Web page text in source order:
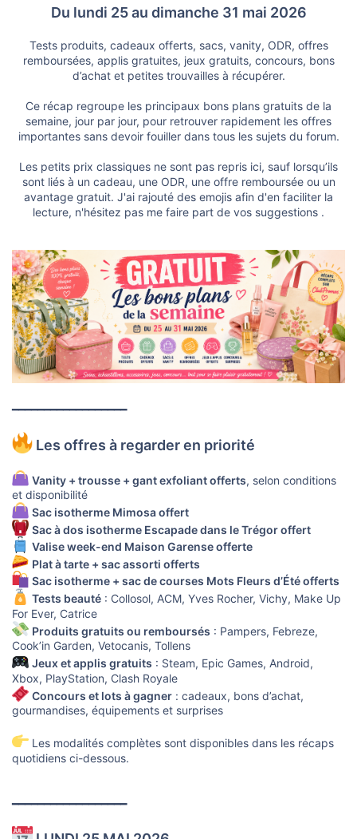
Du lundi 25 au dimanche 31 mai 2026
Tests produits, cadeaux offerts, sacs, vanity, ODR, offres
remboursées, applis gratuites, jeux gratuits, concours, bons
d’achat et petites trouvailles à récupérer.
Ce récap regroupe les principaux bons plans gratuits de la
semaine, jour par jour, pour retrouver rapidement les offres
importantes sans devoir fouiller dans tous les sujets du forum.
Les petits prix classiques ne sont pas repris ici, sauf lorsqu’ils
sont liés à un cadeau, une ODR, une offre remboursée ou un
avantage gratuit. J'ai rajouté des emojis afin d'en faciliter la
lecture, n'hésitez pas me faire part de vos suggestions .​
━━━━━━━━━━━━━━━━━━
Les offres à regarder en priorité
Vanity + trousse + gant exfoliant offerts , selon conditions
et disponibilité
Sac isotherme Mimosa offert
Sac à dos isotherme Escapade dans le Trégor offert
Valise week-end Maison Garense offerte
Plat à tarte + sac assorti offerts
Sac isotherme + sac de courses Mots Fleurs d’Été offerts
Tests beauté: Collosol, ACM, Yves Rocher, Vichy, Make Up
For Ever, Catrice
Produits gratuits ou remboursés : Pampers, Febreze,
Cook’in Garden, Vetocanis, Tollens
Jeux et applis gratuits : Steam, Epic Games, Android,
Xbox, PlayStation, Clash Royale
Concours et lots à gagner: cadeaux, bons d’achat,
gourmandises, équipements et surprises
Les modalités complètes sont disponibles dans les récaps
quotidiens ci-dessous.
━━━━━━━━━━━━━━━━━━